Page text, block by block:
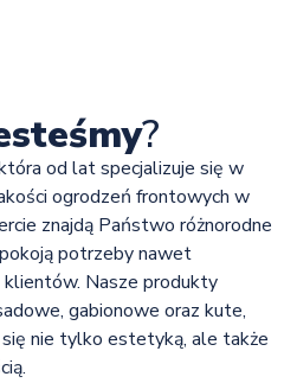
?
od lat specjalizuje się w
ogrodzeń frontowych w
znajdą Państwo różnorodne
potrzeby nawet
klientów. Nasze produkty
gabionowe oraz kute,
się nie tylko estetyką, ale także